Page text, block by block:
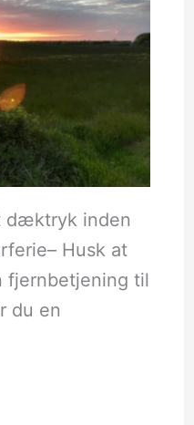
dæktryk inden
Husk at
fjernbetjening til
du en